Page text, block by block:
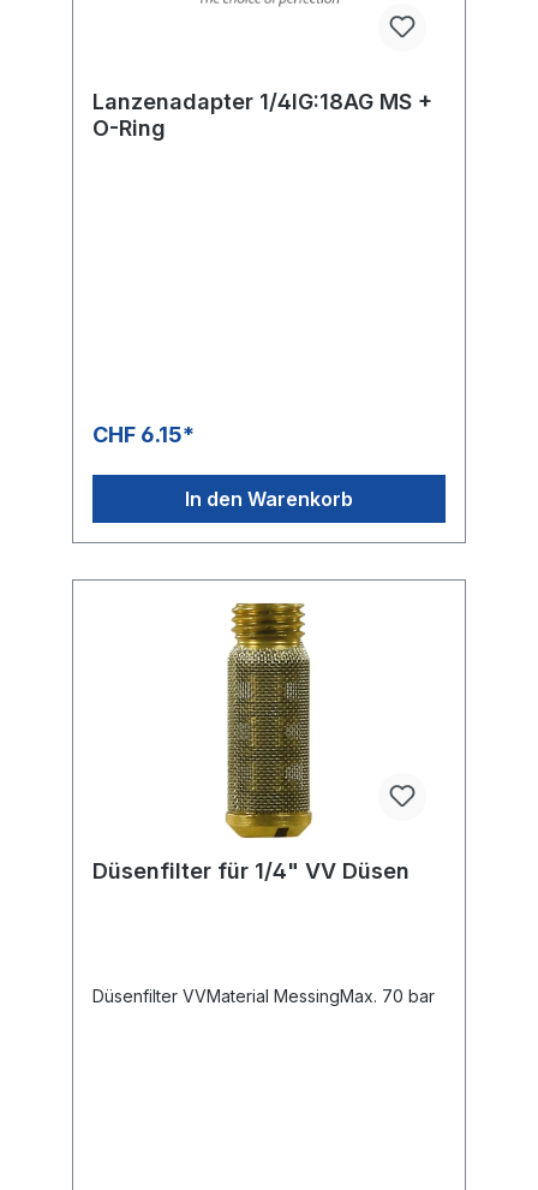
Lanzenadapter 1/4IG:18AG MS +
O-Ring
CHF 6.15*
In den Warenkorb
Düsenfilter für 1/4" VV Düsen
Düsenfilter VVMaterial MessingMax. 70 bar